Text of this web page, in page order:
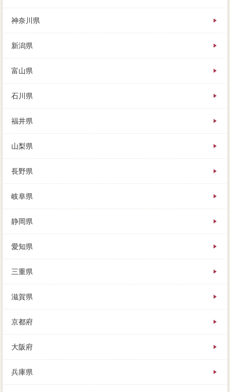
神奈川県
新潟県
富山県
石川県
福井県
山梨県
長野県
岐阜県
静岡県
愛知県
三重県
滋賀県
京都府
大阪府
兵庫県